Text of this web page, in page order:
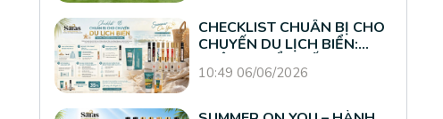
CHECKLIST CHUẨN BỊ CHO
CHUYẾN DU LỊCH BIỂN:
PERFUME
10:49 06/06/2026